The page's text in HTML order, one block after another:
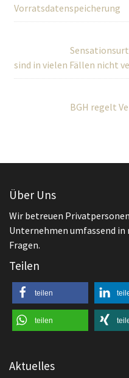
Vorratsdatenspeicherung
sind in vielen Fällen nicht
BGH regelt
Über Uns
Wir betreuen
Unternehmen umfassend
Fragen.
Teilen
teilen
teilen
Aktuelles